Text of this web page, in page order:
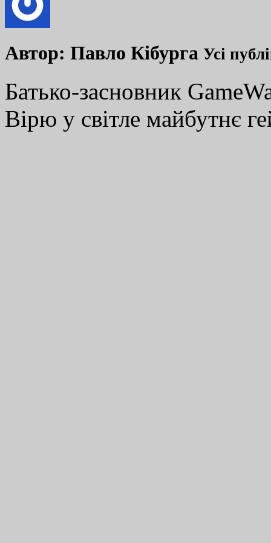
Автор: Павло Кібурга Усі
Батько-засновник
Вірю у світле майбутнє